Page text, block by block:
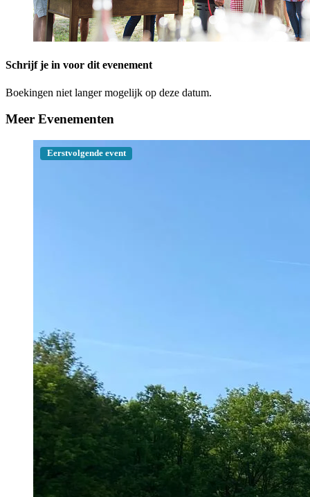
Schrijf je in voor dit evenement
Boekingen niet langer mogelijk op deze datum.
Meer Evenementen
Eerstvolgende event